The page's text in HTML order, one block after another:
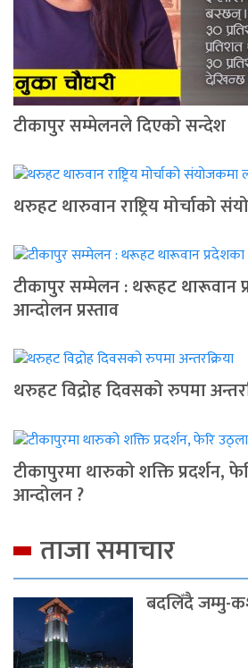
टीकापुर सम्मेलनले दिएको सन्देश
थरुहट थारुवान राष्ट्रिय मोर्चाको
टीकापुर सम्मेलन : थरूहट थारूवान
आन्दाेलन प्रस्ताव
थरुहट विद्रोह दिवसको रुपमा
टीकापुरमा थारुको शक्ति प्रदर्शन,
आन्दोलन ?
ताजा समाचार
बदलिँदै जम्मु-